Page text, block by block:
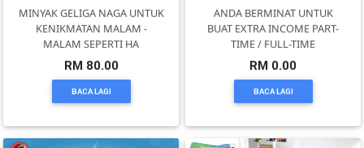
MINYAK GELIGA NAGA UNTUK
KENIKMATAN MALAM -
MALAM SEPERTI HA
RM 80.00
BACA LAGI
ANDA BERMINAT UNTUK
BUAT EXTRA INCOME PART-
TIME / FULL-TIME
RM 0.00
BACA LAGI
PEKERJAAN(0)
SERVIS(17)
BENDA(1)